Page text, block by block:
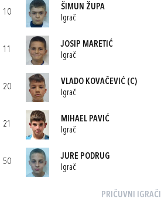
10
ŠIMUN ŽUPA
Igrač
11
JOSIP MARETIĆ
Igrač
20
VLADO KOVAČEVIĆ (C)
Igrač
21
MIHAEL PAVIĆ
Igrač
50
JURE PODRUG
Igrač
PRIČUVNI IGRAČI